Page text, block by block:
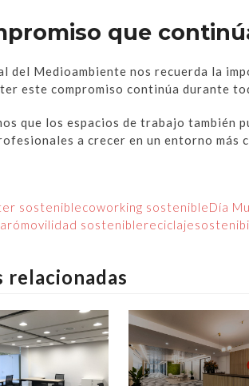
que
del Medioambiente nos recuerda la
este compromiso continúa durante
que los espacios de trabajo también
a crecer en un entorno
sosteniblecoworking sostenibleDía
movilidad sosteniblereciclaje
relacionadas